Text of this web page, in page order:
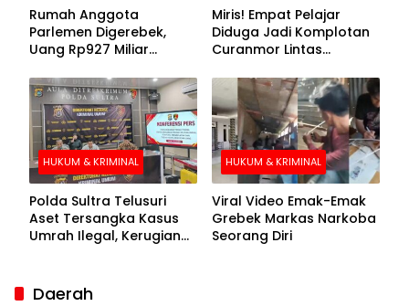
Rumah Anggota
Parlemen Digerebek,
Uang Rp927 Miliar
Miris! Empat Pelajar
Diduga Jadi Komplotan
Curanmor Lintas
HUKUM & KRIMINAL
Polda Sultra Telusuri
Aset Tersangka Kasus
Umrah Ilegal, Kerugian
HUKUM & KRIMINAL
Viral Video Emak-Emak
Grebek Markas Narkoba
Seorang Diri
Daerah